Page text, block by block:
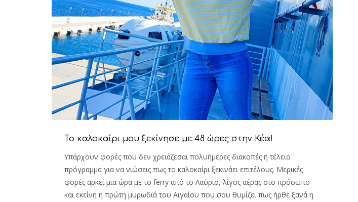
Το καλοκαίρι μου ξεκίνησε με 48 ώρες στην Κέα!
Υπάρχουν φορές που δεν χρειάζεσαι πολυήμερες διακοπές ή τέλειο
πρόγραμμα για να νιώσεις πως το καλοκαίρι ξεκινάει επιτέλους. Μερικές
φορές αρκεί μια ώρα με το ferry από το Λαύριο, λίγος αέρας στο πρόσωπο
και εκείνη η πρώτη μυρωδιά του Αιγαίου που σου θυμίζει πως ήρθε ξανά η